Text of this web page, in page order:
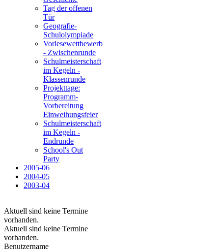
Tag der offenen
Tür
Geografie-
Schulolympiade
Vorlesewettbewerb
- Zwischenrunde
Schulmeisterschaft
im Kegeln -
Klassenrunde
Projekttage:
Programm-
Vorbereitung
Einweihungsfeier
Schulmeisterschaft
im Kegeln -
Endrunde
School's Out
Party
2005-06
2004-05
2003-04
Aktuell sind keine Termine
vorhanden.
Aktuell sind keine Termine
vorhanden.
Benutzername